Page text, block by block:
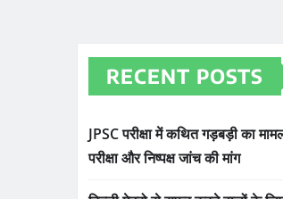
RECENT POSTS
JPSC परीक्षा में कथित गड़बड़ी का
परीक्षा और निष्पक्ष जांच की मांग